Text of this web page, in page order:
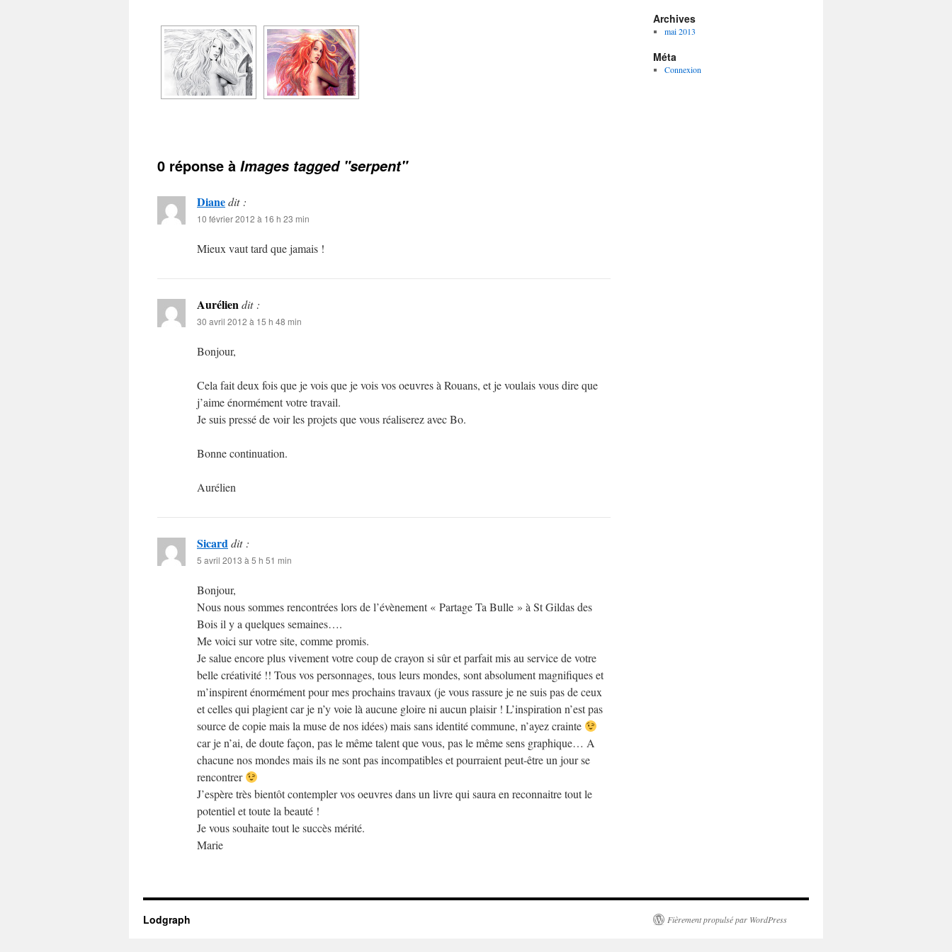
0 réponse à Images tagged "serpent"
Dianedit :
10 février 2012 à 16 h 23 min
Mieux vaut tard que jamais !
Auréliendit :
30 avril 2012 à 15 h 48 min
Bonjour,
Cela fait deux fois que je vois que je vois vos oeuvres à Rouans, et je voulais vous dire que
j’aime énormément votre travail.
Je suis pressé de voir les projets que vous réaliserez avec Bo.
Bonne continuation.
Aurélien
Sicarddit :
5 avril 2013 à 5 h 51 min
Bonjour,
Nous nous sommes rencontrées lors de l’évènement « Partage Ta Bulle » à St Gildas des
Bois il y a quelques semaines….
Me voici sur votre site, comme promis.
Je salue encore plus vivement votre coup de crayon si sûr et parfait mis au service de votre
belle créativité !! Tous vos personnages, tous leurs mondes, sont absolument magnifiques et
m’inspirent énormément pour mes prochains travaux (je vous rassure je ne suis pas de ceux
et celles qui plagient car je n’y voie là aucune gloire ni aucun plaisir ! L’inspiration n’est pas
source de copie mais la muse de nos idées) mais sans identité commune, n’ayez crainte
car je n’ai, de doute façon, pas le même talent que vous, pas le même sens graphique… A
chacune nos mondes mais ils ne sont pas incompatibles et pourraient peut-être un jour se
rencontrer
J’espère très bientôt contempler vos oeuvres dans un livre qui saura en reconnaitre tout le
potentiel et toute la beauté !
Je vous souhaite tout le succès mérité.
Marie
Archives
mai 2013
Méta
Connexion
Lodgraph Fièrement propulsé par WordPress